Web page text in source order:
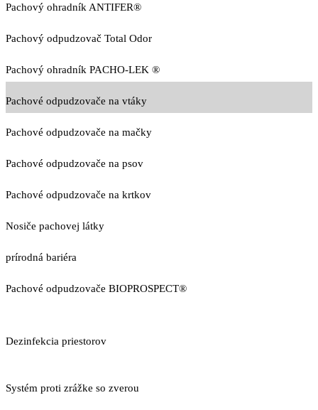
Pachový ohradník ANTIFER®
Pachový odpudzovač Total Odor
Pachový ohradník PACHO-LEK ®
Pachové odpudzovače na vtáky
Pachové odpudzovače na mačky
Pachové odpudzovače na psov
Pachové odpudzovače na krtkov
Nosiče pachovej látky
prírodná bariéra
Pachové odpudzovače BIOPROSPECT®
Dezinfekcia priestorov
Systém proti zrážke so zverou